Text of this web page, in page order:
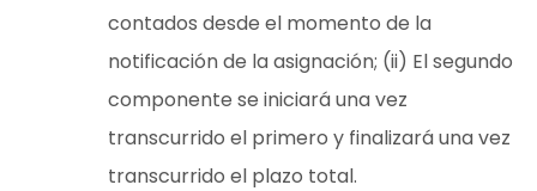
contados desde el momento de la
notificación de la asignación; (ii) El segundo
componente se iniciará una vez
transcurrido el primero y finalizará una vez
transcurrido el plazo total.